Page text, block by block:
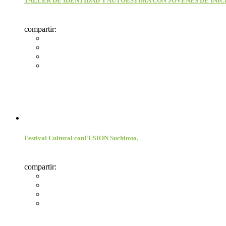
compartir:
Festival Cultural conFUSION Suchitoto.
compartir: